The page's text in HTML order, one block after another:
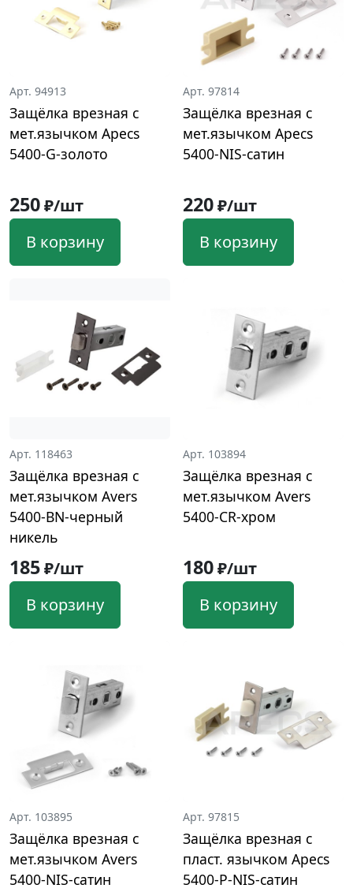
Арт. 94913
Защёлка врезная с
мет.язычком Apecs
5400-G-золото
250₽/шт
В корзину
Арт. 97814
Защёлка врезная с
мет.язычком Apecs
5400-NIS-сатин
220₽/шт
В корзину
Арт. 118463
Защёлка врезная с
мет.язычком Avers
5400-BN-черный
никель
185₽/шт
В корзину
Арт. 103894
Защёлка врезная с
мет.язычком Avers
5400-CR-хром
180₽/шт
В корзину
Арт. 103895
Защёлка врезная с
мет.язычком Avers
5400-NIS-сатин
Арт. 97815
Защёлка врезная с
пласт. язычком Apecs
5400-P-NIS-сатин